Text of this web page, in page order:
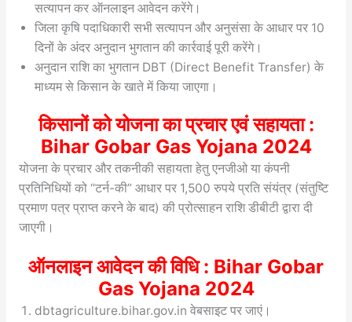
सत्यापन कर ऑनलाइन आवेदन करेंगे।
जिला कृषि पदाधिकारी सभी सत्यापन और अनुसंसा के आधार पर 10
दिनों के अंदर अनुदान भुगतान की कार्रवाई पूरी करेंगे।
अनुदान राशि का भुगतान DBT (Direct Benefit Transfer) के
माध्यम से किसान के खाते में किया जाएगा।
किसानों को योजना का प्रचार एवं सहायता :
Bihar Gobar Gas Yojana 2024
योजना के प्रचार और तकनीकी सहायता हेतु एनजीओ या कंपनी
प्रतिनिधियों को “टर्न-की” आधार पर 1,500 रुपये प्रति संयंत्र (संतुष्टि
प्रमाण पत्र प्राप्त करने के बाद) की प्रोत्साहन राशि डीबीटी द्वारा दी
जाएगी।
ऑनलाइन आवेदन की विधि : Bihar Gobar
Gas Yojana 2024
dbtagriculture.bihar.gov.in वेबसाइट पर जाएं।